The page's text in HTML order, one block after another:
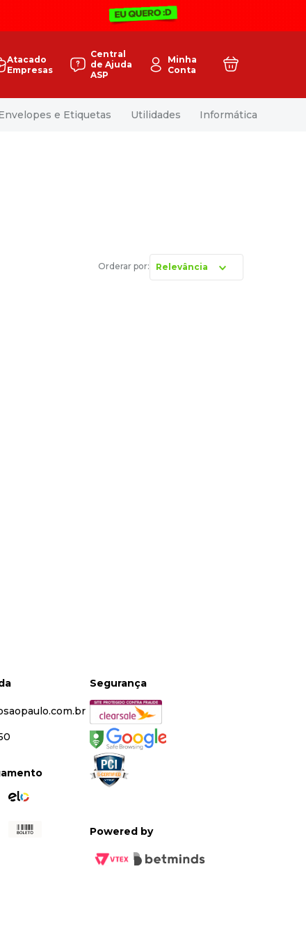
Atacado
Empresas
Central
de Ajuda
ASP
Minha
Conta
e Etiquetas Utilidades Informática
Relevância
Segurança
Powered by